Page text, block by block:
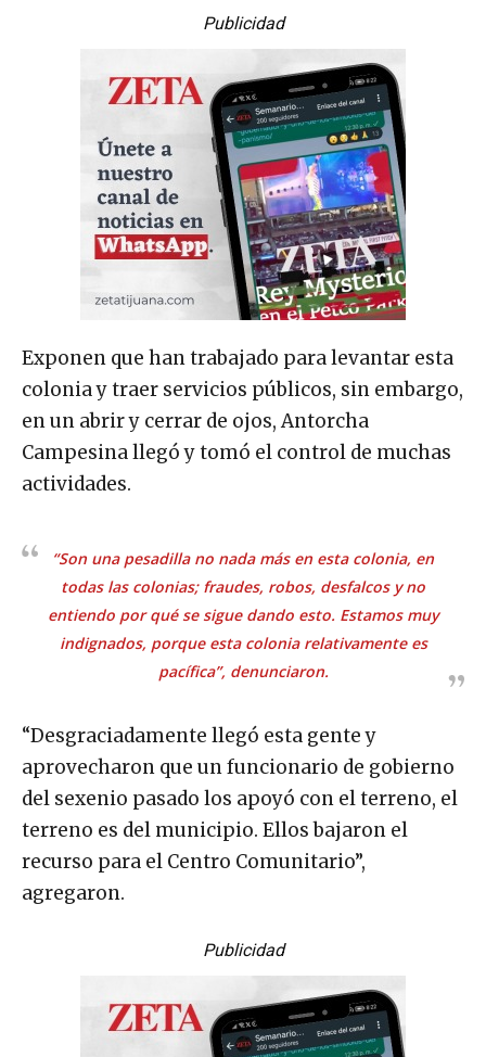
Publicidad
Exponen que han trabajado para levantar esta
colonia y traer servicios públicos, sin embargo,
en un abrir y cerrar de ojos, Antorcha
Campesina llegó y tomó el control de muchas
actividades.
“Son una pesadilla no nada más en esta colonia, en
todas las colonias; fraudes, robos, desfalcos y no
entiendo por qué se sigue dando esto. Estamos muy
indignados, porque esta colonia relativamente es
pacífica”, denunciaron.
“Desgraciadamente llegó esta gente y
aprovecharon que un funcionario de gobierno
del sexenio pasado los apoyó con el terreno, el
terreno es del municipio. Ellos bajaron el
recurso para el Centro Comunitario”,
agregaron.
Publicidad